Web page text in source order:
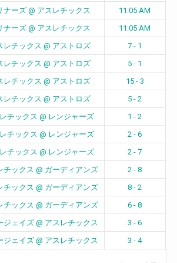
ナーズ @ アスレチックス
11:05 AM
ナーズ @ アスレチックス
11:05 AM
レチックス @ アストロズ
7 - 1
レチックス @ アストロズ
5 - 1
レチックス @ アストロズ
15 - 3
レチックス @ アストロズ
5 - 2
チックス @ レンジャーズ 1 - 2
チックス @ レンジャーズ 2 - 6
チックス @ レンジャーズ 2 - 7
チックス @ ガーディアンズ 2 - 8
チックス @ ガーディアンズ 8 - 2
チックス @ ガーディアンズ 6 - 8
ジェイズ @ アスレチックス
3 - 6
ジェイズ @ アスレチックス 3 - 4